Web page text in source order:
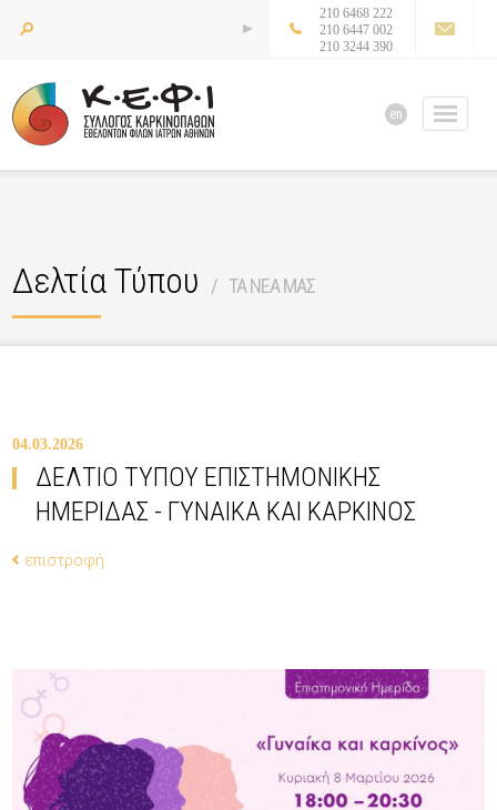
210 6468 222
210 6447 002
210 3244 390
en
Δελτία Τύπου ΤΑ ΝΕΑ ΜΑΣ
04.03.2026
ΔΕΛΤΙΟ ΤΥΠΟΥ ΕΠΙΣΤΗΜΟΝΙΚΗΣ
ΗΜΕΡΙΔΑΣ - ΓΥΝΑΙΚΑ ΚΑΙ ΚΑΡΚΙΝΟΣ
επιστροφή